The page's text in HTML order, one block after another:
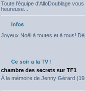
Toute l'équipe d'AlloDoublage
heureuse...
Joyeux Noël à toutes et à tous!
chambre des secrets sur TF1
À la mémoire de Jenny Gérard